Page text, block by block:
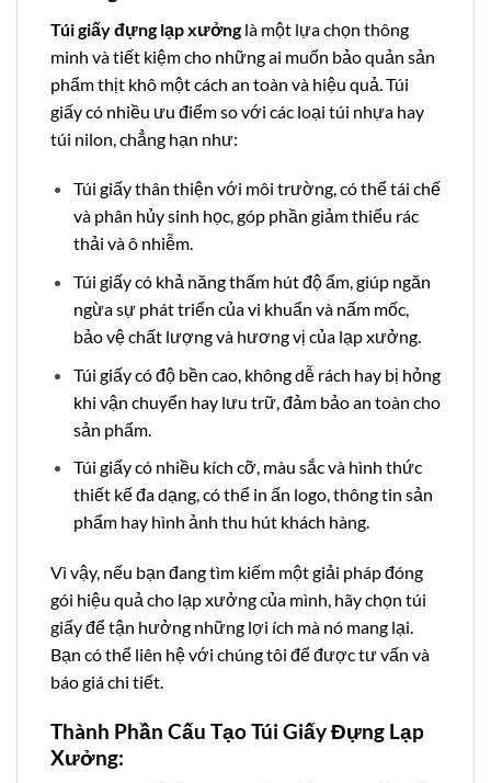
Túi giấy đựng lạp xưởnglà một lựa chọn thông
minh và tiết kiệm cho những ai muốn bảo quản sản
phẩm thịt khô một cách an toàn và hiệu quả. Túi
giấy có nhiều ưu điểm so với các loại túi nhựa hay
túi nilon, chẳng hạn như:
Túi giấy thân thiện với môi trường, có thể tái chế
và phân hủy sinh học, góp phần giảm thiểu rác
thải và ô nhiễm.
Túi giấy có khả năng thấm hút độ ẩm, giúp ngăn
ngừa sự phát triển của vi khuẩn và nấm mốc,
bảo vệ chất lượng và hương vị của lạp xưởng.
Túi giấy có độ bền cao, không dễ rách hay bị hỏng
khi vận chuyển hay lưu trữ, đảm bảo an toàn cho
sản phẩm.
Túi giấy có nhiều kích cỡ, màu sắc và hình thức
thiết kế đa dạng, có thể in ấn logo, thông tin sản
phẩm hay hình ảnh thu hút khách hàng.
Vì vậy, nếu bạn đang tìm kiếm một giải pháp đóng
gói hiệu quả cho lạp xưởng của mình, hãy chọn túi
giấy để tận hưởng những lợi ích mà nó mang lại.
Bạn có thể liên hệ với chúng tôi để được tư vấn và
báo giá chi tiết.
Thành Phần Cấu Tạo Túi Giấy Đựng Lạp
Xưởng: